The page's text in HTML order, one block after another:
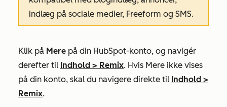
indlæg på sociale medier, Freeform og SMS.
Klik på Mere på din HubSpot-konto, og navigér
derefter til Indhold > Remix. Hvis Mere ikke vises
på din konto, skal du navigere direkte til Indhold >
Remix.